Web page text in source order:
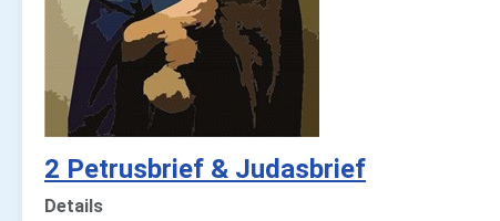
2 Petrusbrief & Judasbrief
Details